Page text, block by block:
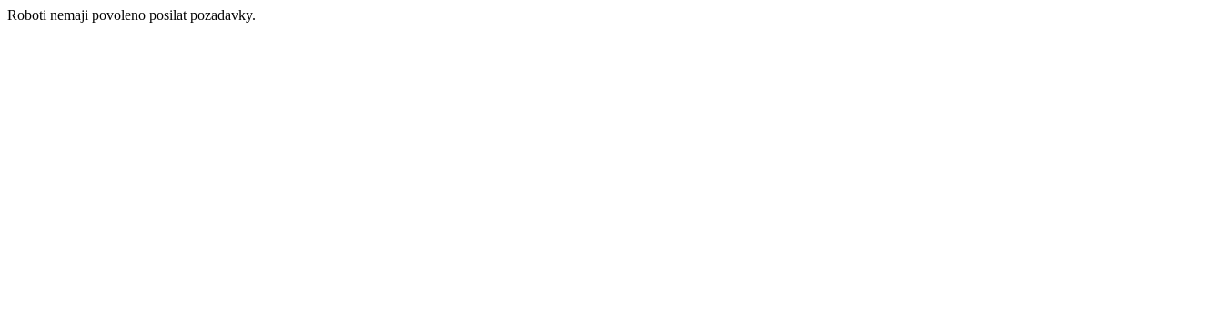
Roboti nemaji povoleno posilat pozadavky.